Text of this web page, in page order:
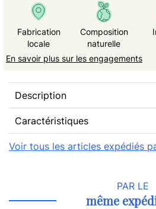
Fabrication
locale
Composition
naturelle
En savoir plus sur les engagements
Description
Caractéristiques
Voir tous les articles expédiés
PAR LE
même